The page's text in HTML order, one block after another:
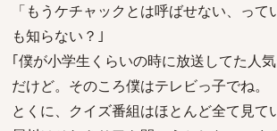
「もうケチャックとは呼ばせない、って
も知らない？｣
｢僕が小学生くらいの時に放送してた人
だけど。そのころ僕はテレビっ子でね。
とくに、クイズ番組はほとんど全て見て